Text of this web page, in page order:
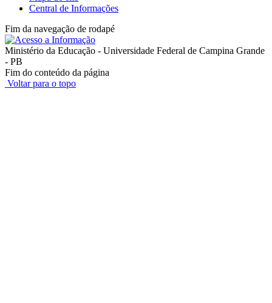
Central de Informações
Fim da navegação de rodapé
Ministério da Educação - Universidade Federal de Campina Grande
- PB
Fim do conteúdo da página
Voltar para o topo